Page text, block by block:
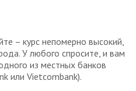
– курс непомерно высокий,
У любого спросите, и вам
из местных банков
или Vietcombank).